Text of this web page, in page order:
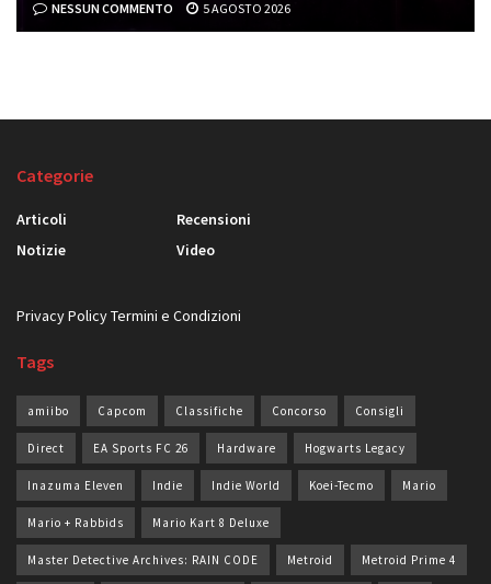
NESSUN COMMENTO 5 AGOSTO 2026
Categorie
Articoli
Notizie
Recensioni
Video
Privacy PolicyTermini e Condizioni
Tags
amiibo Capcom Classifiche Concorso Consigli
Direct EA Sports FC 26 Hardware Hogwarts Legacy
Inazuma Eleven Indie Indie World Koei-Tecmo Mario
Mario + Rabbids Mario Kart 8 Deluxe
Master Detective Archives: RAIN CODE Metroid Metroid Prime 4